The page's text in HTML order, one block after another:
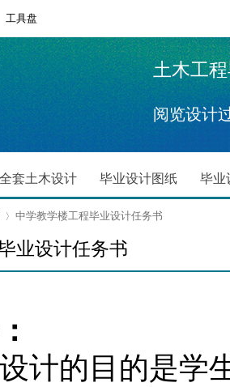
工具盘
土木工
阅览设计
Reference
全套土木设计 毕业设计图纸 毕业
中学教学楼工程毕业设计任务书
业设计任务书
的目的是学生